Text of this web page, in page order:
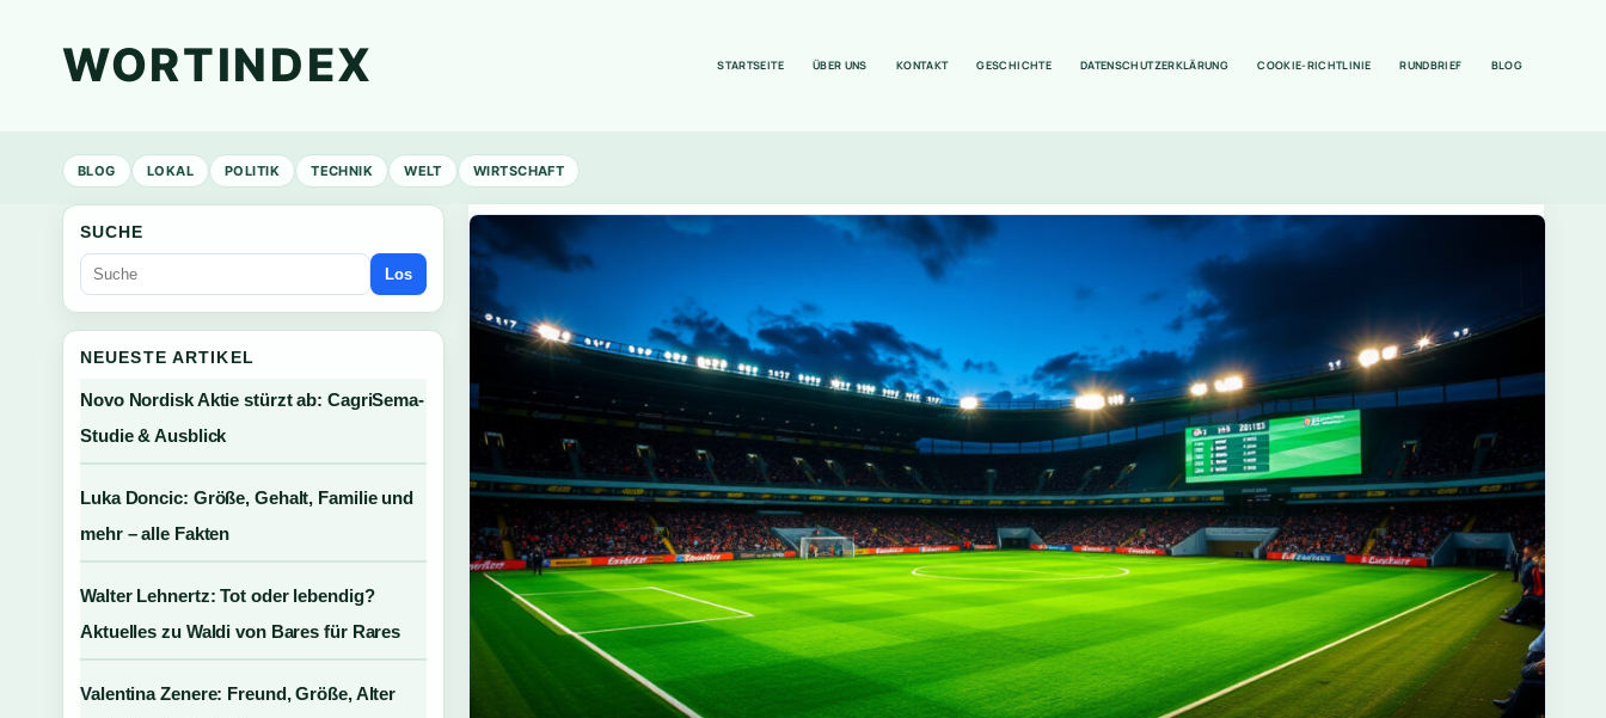
WORTINDEX STARTSEITE ÜBER UNS KONTAKT GESCHICHTE DATENSCHUTZERKLÄRUNG COOKIE-RICHTLINIE RUNDBRIEF BLOG
BLOG LOKAL POLITIK TECHNIK WELT WIRTSCHAFT
SUCHE
Los
NEUESTE ARTIKEL
Novo Nordisk Aktie stürzt ab: CagriSema-
Studie & Ausblick
Luka Doncic: Größe, Gehalt, Familie und
mehr – alle Fakten
Walter Lehnertz: Tot oder lebendig?
Aktuelles zu Waldi von Bares für Rares
Valentina Zenere: Freund, Größe, Alter